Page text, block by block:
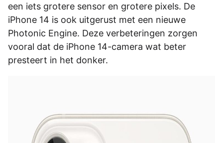
een iets grotere sensor en grotere pixels. De
iPhone 14 is ook uitgerust met een nieuwe
Photonic Engine. Deze verbeteringen zorgen
vooral dat de iPhone 14-camera wat beter
presteert in het donker.